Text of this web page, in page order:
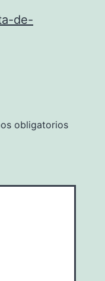
de-
obligatorios